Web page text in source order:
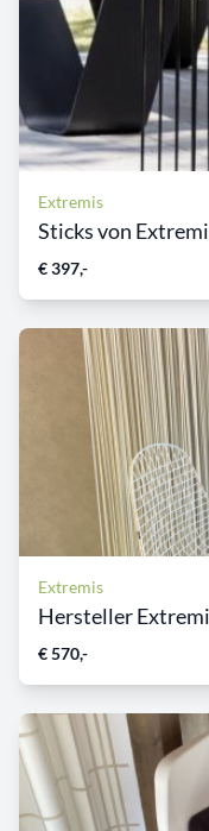
Extremis
Sticks von
€ 397,-
Extremis
Hersteller
€ 570,-